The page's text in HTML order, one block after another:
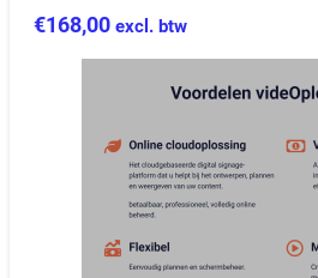
€168,00 excl. btw